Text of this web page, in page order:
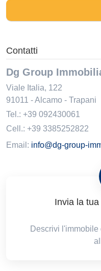
Contatti
Dg Group
Viale Italia, 122
91011 -Alcamo - Trapani
Tel.: +39 092430061
Cell.: +39 3385252822
Email: info@dg-group-
Invia la
Descrivi